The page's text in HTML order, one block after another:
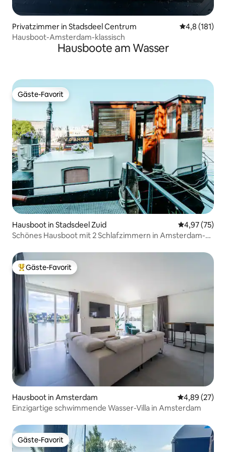
Privatzimmer in Stadsdeel Centrum
4,8 (181)
Hausboot-Amsterdam-klassisch
Hausboote am Wasser
Gäste-Favorit
Gäste-Favorit
Hausboot in Stadsdeel Zuid
4,97 (75)
Schönes Hausboot mit 2 Schlafzimmern in Amsterdam-
Beliebter Gäste-Favorit.
Gäste-Favorit
Hausboot in Amsterdam
4,89 (27)
Einzigartige schwimmende Wasser-Villa in Amsterdam
Gäste-Favorit
Gäste-Favorit